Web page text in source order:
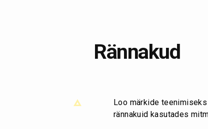
Rännakud
Loo märkide
rännakuid kasutades